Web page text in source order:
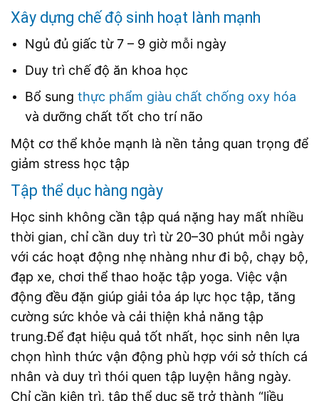
Xây dựng chế độ sinh hoạt lành mạnh
Ngủ đủ giấc từ 7 – 9 giờ mỗi ngày
Duy trì chế độ ăn khoa học
Bổ sung thực phẩm giàu chất chống oxy hóa
và dưỡng chất tốt cho trí não
Một cơ thể khỏe mạnh là nền tảng quan trọng để
giảm stress học tập
Tập thể dục hàng ngày
Học sinh không cần tập quá nặng hay mất nhiều
thời gian, chỉ cần duy trì từ 20–30 phút mỗi ngày
với các hoạt động nhẹ nhàng như đi bộ, chạy bộ,
đạp xe, chơi thể thao hoặc tập yoga. Việc vận
động đều đặn giúp giải tỏa áp lực học tập, tăng
cường sức khỏe và cải thiện khả năng tập
trung.Để đạt hiệu quả tốt nhất, học sinh nên lựa
chọn hình thức vận động phù hợp với sở thích cá
nhân và duy trì thói quen tập luyện hằng ngày.
Chỉ cần kiên trì, tập thể dục sẽ trở thành “liều